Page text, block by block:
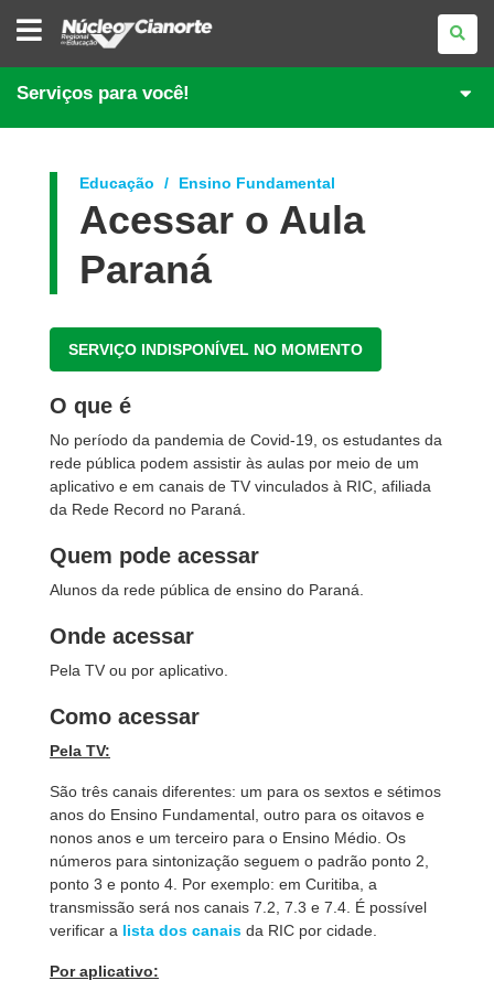
NÚCLEO
REGIONAL
EDUCAÇÃO
DE
CIANORTE
Serviços para você!
Educação Ensino Fundamental
Acessar o Aula
Paraná
SERVIÇO INDISPONÍVEL NO MOMENTO
O que é
No período da pandemia de Covid-19, os estudantes da
rede pública podem assistir às aulas por meio de um
aplicativo e em canais de TV vinculados à RIC, afiliada
da Rede Record no Paraná.
Quem pode acessar
Alunos da rede pública de ensino do Paraná.
Onde acessar
Pela TV ou por aplicativo.
Como acessar
Pela TV:
São três canais diferentes: um para os sextos e sétimos
anos do Ensino Fundamental, outro para os oitavos e
nonos anos e um terceiro para o Ensino Médio. Os
números para sintonização seguem o padrão ponto 2,
ponto 3 e ponto 4. Por exemplo: em Curitiba, a
transmissão será nos canais 7.2, 7.3 e 7.4. É possível
verificar a lista dos canais da RIC por cidade.
Por aplicativo: